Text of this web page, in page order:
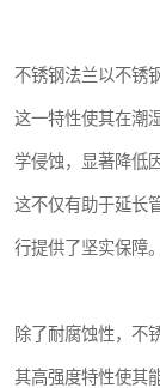
不锈钢法兰以不锈
这一特性使其在潮
学侵蚀，显著降低
这不仅有助于延长
行提供了坚实保障。
除了耐腐蚀性，不
其高强度特性使其